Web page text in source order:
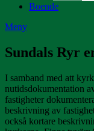
Boende
Meny
Sundals Ryr
I samband med att
nutidsdokumentation
fastigheter
beskrivning av
också kortare